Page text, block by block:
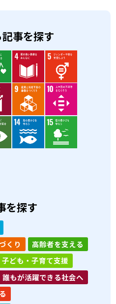
事を探す
を探す
くり
高齢者を支える
子ども・子育て支援
誰もが活躍できる社会へ